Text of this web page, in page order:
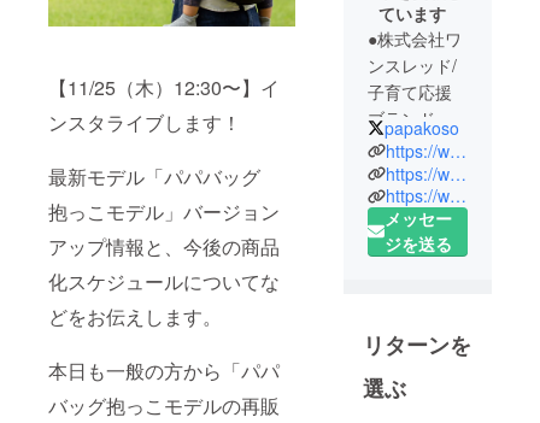
【11/25（木）12:30〜】イ
ンスタライブします！
最新モデル「パパバッグ
抱っこモデル」バージョン
アップ情報と、今後の商品
化スケジュールについてな
どをお伝えします。
本日も一般の方から「パパ
バッグ抱っこモデルの再販
ています
●株式会社ワ
ンスレッド/
子育て応援
ブランド
papakoso（
パパコソ）
2010年創
業、神奈川
県横浜市で
画・販売・
製造を行っ
ています。
papakoso
https://www.instagram.com/papakoso/
https://www.one-thread.jp
https://www.papabag.jp
メッセー
ジを送る
リターンを
選ぶ